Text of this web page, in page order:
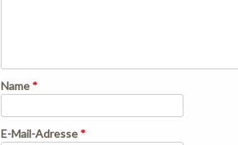
Name *
E-Mail-Adresse *